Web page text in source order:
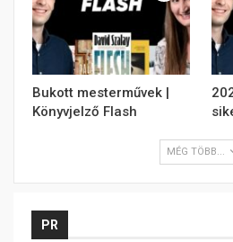
Bukott mesterművek |
Könyvjelző Flash
MÉG TÖBB...
PR